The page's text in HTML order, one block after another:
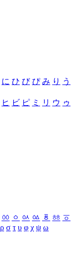
に ひ び ぴ み り う
ヒ ビ ピ ミ リ ウ ゥ
ㆀ ㆁ ㆂ ㆃ ㆄ ㆅ ㆆ
ρ σ τ υ φ χ ψ ω